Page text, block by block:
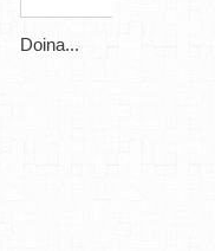
Doina...